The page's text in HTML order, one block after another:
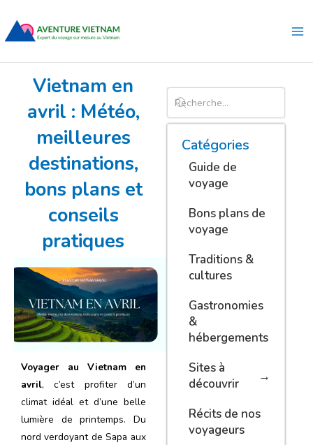
contenu
Vietnam en
avril : Météo,
meilleures
destinations,
bons plans et
conseils
pratiques
Voyager au Vietnam en
avril, c’est profiter d’un
climat idéal et d’une belle
lumière de printemps. Du
nord verdoyant de Sapa aux
Catégories
Guide de
voyage
Bons plans de
voyage
Traditions &
cultures
Gastronomies
&
hébergements
Sites à
découvrir
Récits de nos
voyageurs